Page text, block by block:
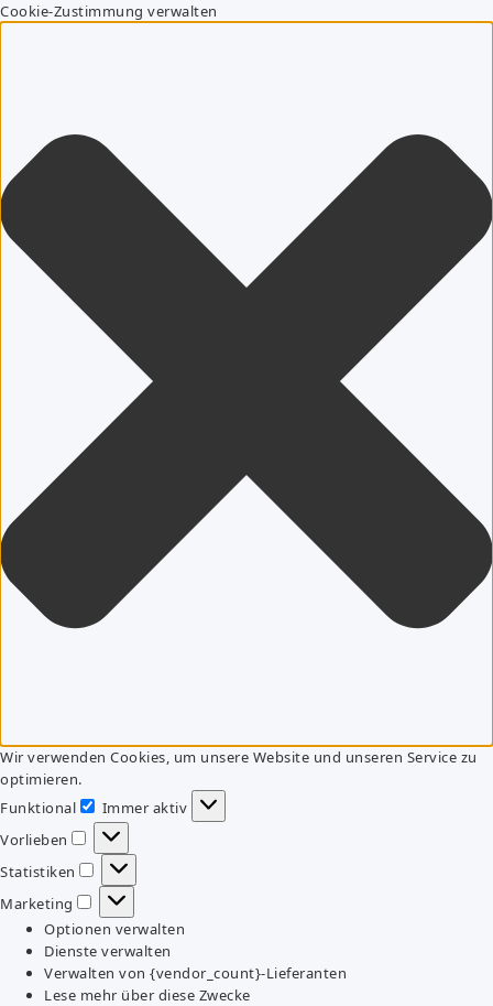
Cookie-Zustimmung verwalten
Wir verwenden Cookies, um unsere Website und unseren Service zu
optimieren.
Funktional
Funktional
Immer aktiv
Vorlieben
Vorlieben
Statistiken
Statistiken
Marketing
Marketing
Optionen verwalten
Dienste verwalten
Verwalten von {vendor_count}-Lieferanten
Lese mehr über diese Zwecke